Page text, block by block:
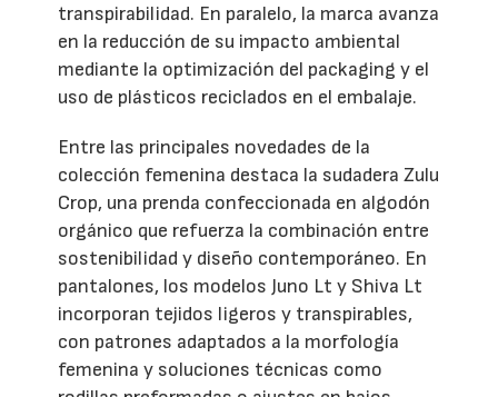
transpirabilidad. En paralelo, la marca avanza
en la reducción de su impacto ambiental
mediante la optimización del packaging y el
uso de plásticos reciclados en el embalaje.
Entre las principales novedades de la
colección femenina destaca la sudadera Zulu
Crop, una prenda confeccionada en algodón
orgánico que refuerza la combinación entre
sostenibilidad y diseño contemporáneo. En
pantalones, los modelos Juno Lt y Shiva Lt
incorporan tejidos ligeros y transpirables,
con patrones adaptados a la morfología
femenina y soluciones técnicas como